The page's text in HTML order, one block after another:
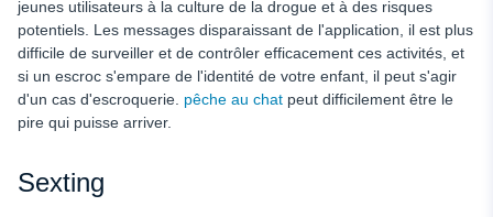
jeunes utilisateurs à la culture de la drogue et à des risques
potentiels. Les messages disparaissant de l'application, il est plus
difficile de surveiller et de contrôler efficacement ces activités, et
si un escroc s'empare de l'identité de votre enfant, il peut s'agir
d'un cas d'escroquerie. pêche au chat peut difficilement être le
pire qui puisse arriver.
Sexting